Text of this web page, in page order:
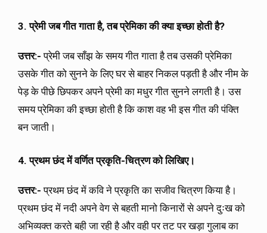
3. प्रेमी जब गीत गाता है, तब प्रेमिका की क्या इच्छा होती है?
उत्तर:-प्रेमी जब साँझ के समय गीत गाता है तब उसकी प्रेमिका
उसके गीत को सुनने के लिए घर से बाहर निकल पड़ती है और नीम के
पेड़ के पीछे छिपकर अपने प्रेमी का मधुर गीत सुनने लगती है। उस
समय प्रेमिका की इच्छा होती है कि काश वह भी इस गीत की पंक्ति
बन जाती।
4. प्रथम छंद में वर्णित प्रकृति-चित्रण को लिखिए।
उत्तर:-प्रथम छंद में कवि ने प्रकृति का सजीव चित्रण किया है।
प्रथम छंद में नदी अपने वेग से बहती मानो किनारों से अपने दुःख को
अभिव्यक्त करते बही जा रही है और वही पर तट पर खड़ा गुलाब का